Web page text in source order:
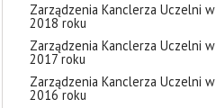
Zarządzenia Kanclerza Uczelni w
2018 roku
Zarządzenia Kanclerza Uczelni w
2017 roku
Zarządzenia Kanclerza Uczelni w
2016 roku